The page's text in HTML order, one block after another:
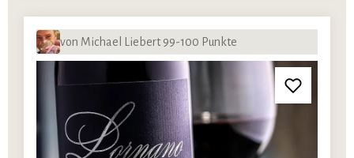
von Michael Liebert 99-100 Punkte